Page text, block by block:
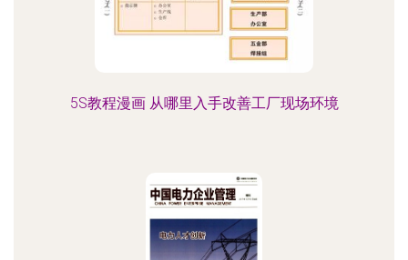
5S教程漫画 从哪里入手改善工厂现场环境